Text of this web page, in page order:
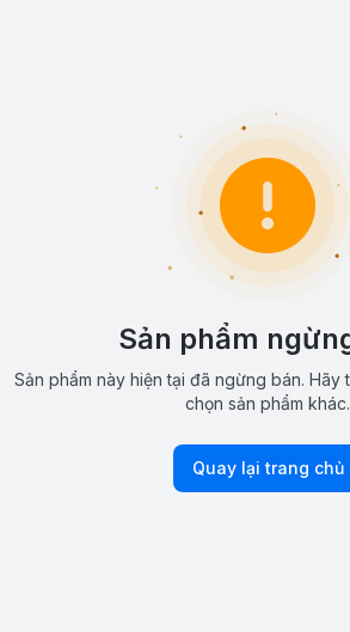
Sản phẩm
Sản phẩm này hiện tại đã ngừng bán. Hãy
chọn sản phẩm khác.
Quay lại trang chủ